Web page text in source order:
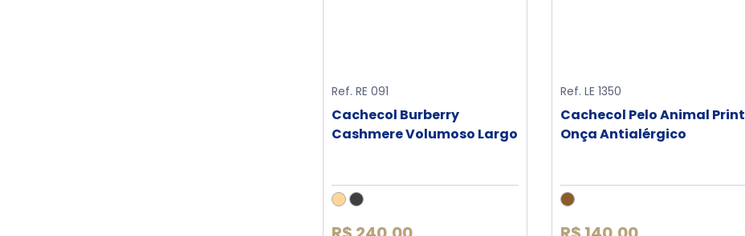
Ref. RE 091
Cachecol Burberry
Cashmere Volumoso Largo
Ref. LE 1350
Cachecol Pelo Animal Print
Onça Antialérgico